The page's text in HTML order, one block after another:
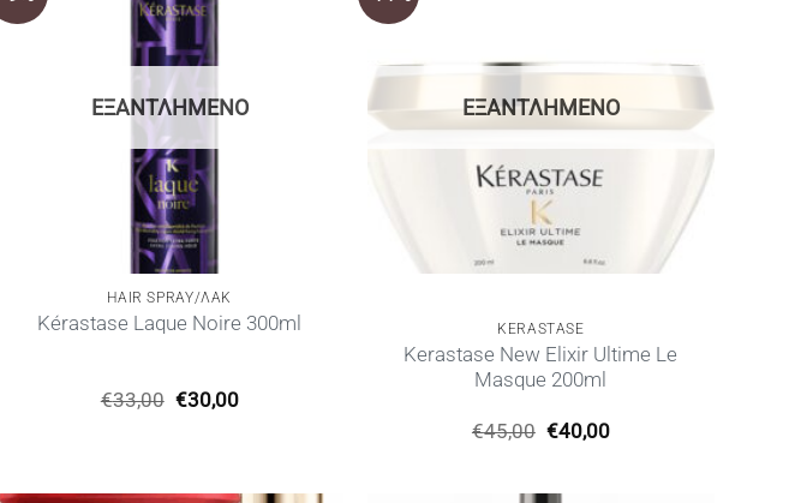
ΕΞΑΝΤΛΗΜΈΝΟ
HAIR SPRAY/ΛΑΚ
Kérastase Laque Noire 300ml
€33,00 Original
€30,00Η
ΕΞΑΝΤΛΗΜΈΝΟ
KERASTASE
Kerastase New Elixir Ultime Le
Masque 200ml
€45,00 Original
€45,00.
€40,00Η